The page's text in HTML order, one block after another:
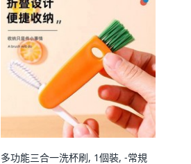
多功能三合一洗杯刷, 1個裝, -常規